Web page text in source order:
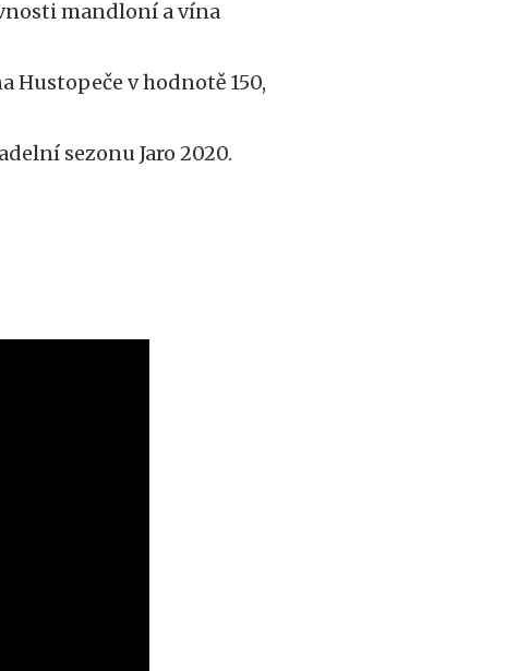
mandloní a vína
Hustopeče v hodnotě 150,
sezonu Jaro 2020.